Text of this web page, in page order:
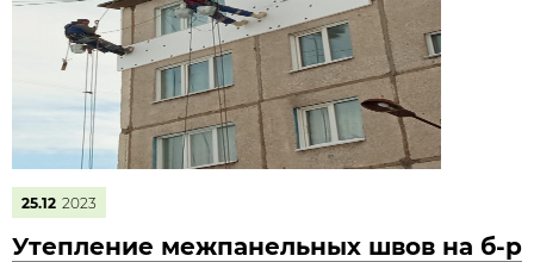
25.12 2023
Утепление межпанельных швов на б-р